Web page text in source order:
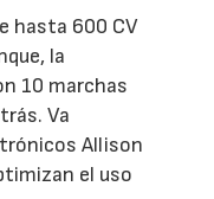
hasta 600 CV
la
10 marchas
Va
Allison
el uso